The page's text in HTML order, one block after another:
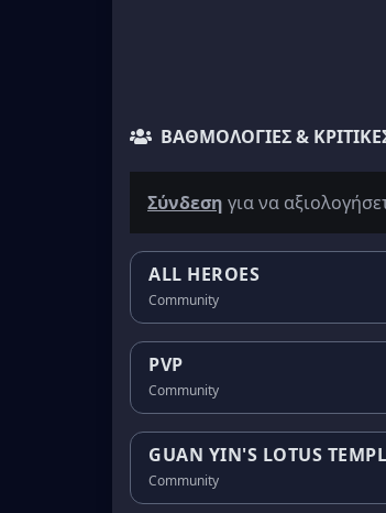
ΒΑΘΜΟΛΟΓΊΕΣ &
Σύνδεση για να
ALL HEROES
Community
PVP
Community
GUAN YIN'S LOTUS
Community